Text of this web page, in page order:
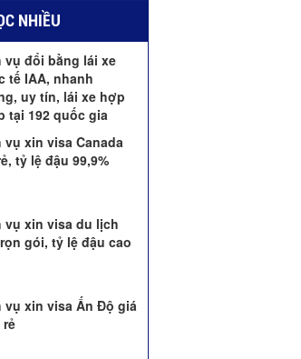
NHIỀU
vụ đổi bằng lái xe
tế IAA, nhanh
uy tín, lái xe hợp
tại 192 quốc gia
vụ xin visa Canada
tỷ lệ đậu 99,9%
vụ xin visa du lịch
gói, tỷ lệ đậu cao
vụ xin visa Ấn Độ giá